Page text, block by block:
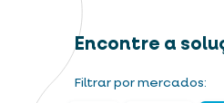
Encontre a
Filtrar por mercados: